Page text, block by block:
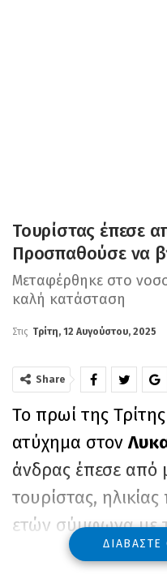
Τουρίστας έπεσε
Προσπαθούσε να
Μεταφέρθηκε στο
καλή κατάσταση
Στις Τρίτη, 12 Αυγούστου, 2025
Share
Το πρωί της
ατύχημα στον
άνδρας έπεσε από
τουρίστας,
ετών σύμφωνα με
πληροφορίες,